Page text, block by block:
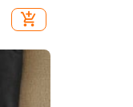
add_shopping_cart